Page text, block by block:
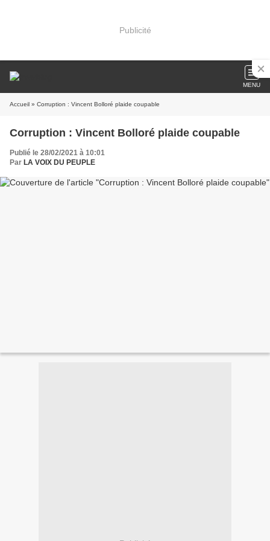
Publicité
MENU
Accueil » Corruption : Vincent Bolloré plaide coupable
Corruption : Vincent Bolloré plaide coupable
Publié le 28/02/2021 à 10:01
Par LA VOIX DU PEUPLE